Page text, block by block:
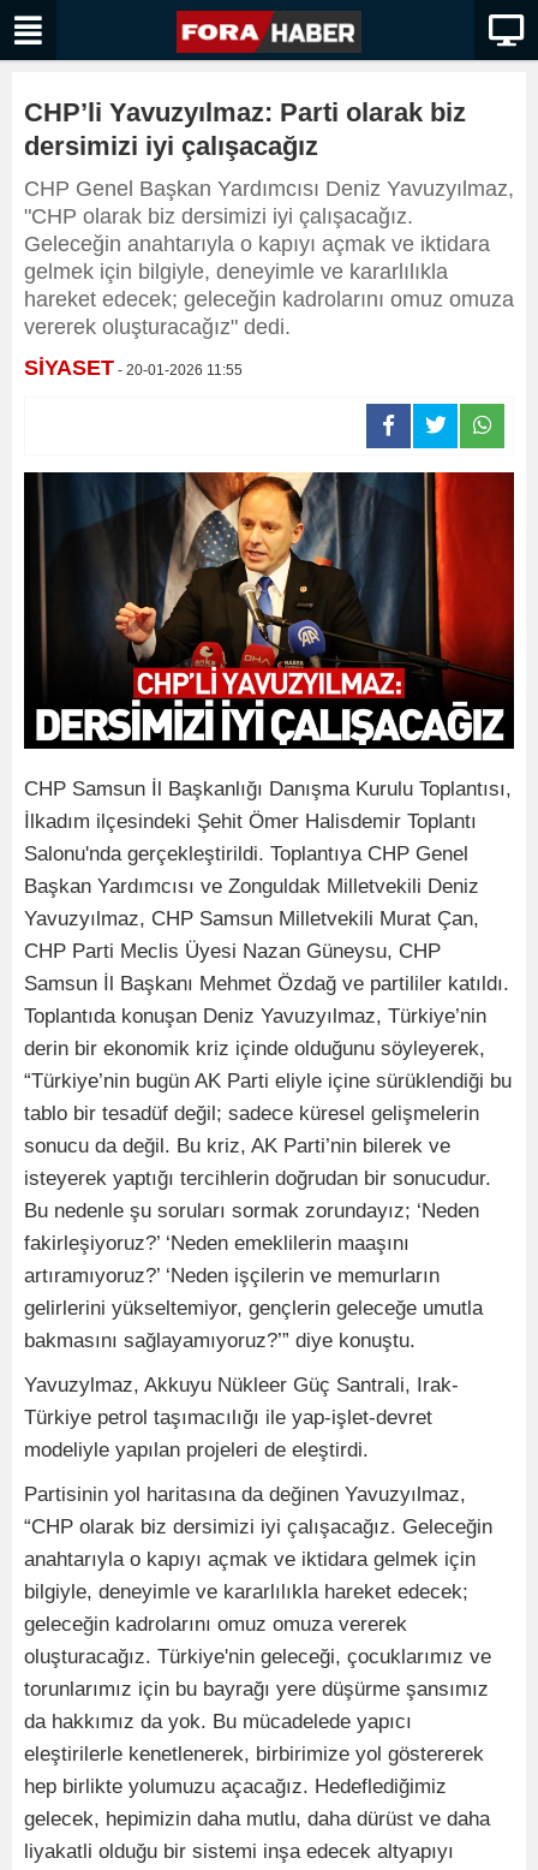
CHP’li Yavuzyılmaz: Parti olarak biz
dersimizi iyi çalışacağız
CHP Genel Başkan Yardımcısı Deniz Yavuzyılmaz,
"CHP olarak biz dersimizi iyi çalışacağız.
Geleceğin anahtarıyla o kapıyı açmak ve iktidara
gelmek için bilgiyle, deneyimle ve kararlılıkla
hareket edecek; geleceğin kadrolarını omuz omuza
vererek oluşturacağız" dedi.
SİYASET - 20-01-2026 11:55
CHP Samsun İl Başkanlığı Danışma Kurulu Toplantısı,
İlkadım ilçesindeki Şehit Ömer Halisdemir Toplantı
Salonu'nda gerçekleştirildi. Toplantıya CHP Genel
Başkan Yardımcısı ve Zonguldak Milletvekili Deniz
Yavuzyılmaz, CHP Samsun Milletvekili Murat Çan,
CHP Parti Meclis Üyesi Nazan Güneysu, CHP
Samsun İl Başkanı Mehmet Özdağ ve partililer katıldı.
Toplantıda konuşan Deniz Yavuzyılmaz, Türkiye’nin
derin bir ekonomik kriz içinde olduğunu söyleyerek,
“Türkiye’nin bugün AK Parti eliyle içine sürüklendiği bu
tablo bir tesadüf değil; sadece küresel gelişmelerin
sonucu da değil. Bu kriz, AK Parti’nin bilerek ve
isteyerek yaptığı tercihlerin doğrudan bir sonucudur.
Bu nedenle şu soruları sormak zorundayız; ‘Neden
fakirleşiyoruz?’ ‘Neden emeklilerin maaşını
artıramıyoruz?’ ‘Neden işçilerin ve memurların
gelirlerini yükseltemiyor, gençlerin geleceğe umutla
bakmasını sağlayamıyoruz?’” diye konuştu.
Yavuzylmaz, Akkuyu Nükleer Güç Santrali, Irak-
Türkiye petrol taşımacılığı ile yap-işlet-devret
modeliyle yapılan projeleri de eleştirdi.
Partisinin yol haritasına da değinen Yavuzyılmaz,
“CHP olarak biz dersimizi iyi çalışacağız. Geleceğin
anahtarıyla o kapıyı açmak ve iktidara gelmek için
bilgiyle, deneyimle ve kararlılıkla hareket edecek;
geleceğin kadrolarını omuz omuza vererek
oluşturacağız. Türkiye'nin geleceği, çocuklarımız ve
torunlarımız için bu bayrağı yere düşürme şansımız
da hakkımız da yok. Bu mücadelede yapıcı
eleştirilerle kenetlenerek, birbirimize yol göstererek
hep birlikte yolumuzu açacağız. Hedeflediğimiz
gelecek, hepimizin daha mutlu, daha dürüst ve daha
liyakatli olduğu bir sistemi inşa edecek altyapıyı